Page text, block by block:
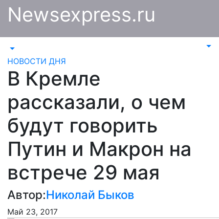
Перейти
Newsexpress.ru
НОВОСТИ ДНЯ
В Кремле
рассказали, о чем
будут говорить
Путин и Макрон на
встрече 29 мая
Автор:Николай Быков
Май 23, 2017